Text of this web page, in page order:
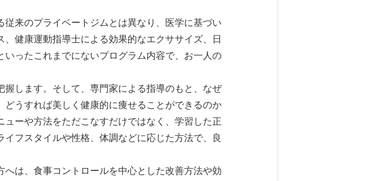
来のプライベートジムとは異なり、医学に基づい
健康運動指導士による効果的なエクササイズ、日
ったこれまでにないプログラム内容で、お一人の
します。そして、専門家による指導のもと、なぜ
うすれば美しく健康的に痩せることができるのか
ーや方法をただこなすだけではなく、学習した正
フスタイルや性格、体調などに応じた方法で、良
は、食事コントロールを中心とした改善方法や効